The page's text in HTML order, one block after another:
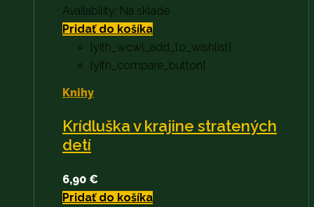
Availability: Na sklade
Pridať do košíka
[yith_wcwl_add_to_wishlist]
[yith_compare_button]
Knihy
Krídluška v krajine stratených
detí
6,90 €
Pridať do košíka